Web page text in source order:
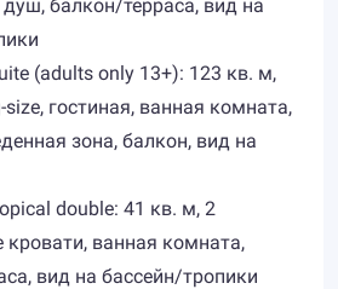
балкон/терраса, вид на
(adults only 13+): 123 кв. м,
size, гостиная, ванная комната,
зона, балкон, вид на
double: 41 кв. м, 2
кровати, ванная комната,
вид на бассейн/тропики